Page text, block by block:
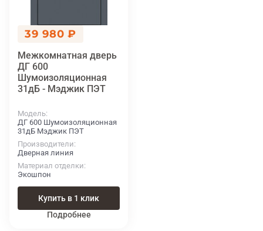
39 980 ₽
Межкомнатная дверь
ДГ 600
Шумоизоляционная
31дБ - Мэджик ПЭТ
Модель
ДГ 600 Шумоизоляционная
31дБ Мэджик ПЭТ
Производители
Дверная линия
Материал отделки
Экошпон
Купить в 1 клик
Подробнее